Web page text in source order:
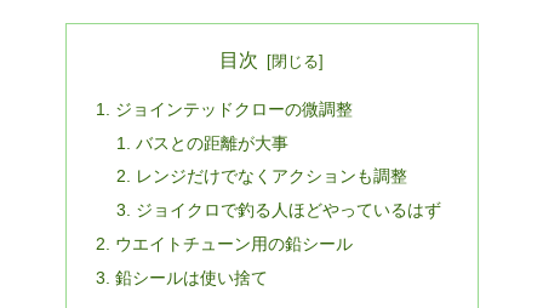
目次
ジョインテッドクローの微調整
バスとの距離が大事
レンジだけでなくアクションも調整
ジョイクロで釣る人ほどやっているはず
ウエイトチューン用の鉛シール
鉛シールは使い捨て